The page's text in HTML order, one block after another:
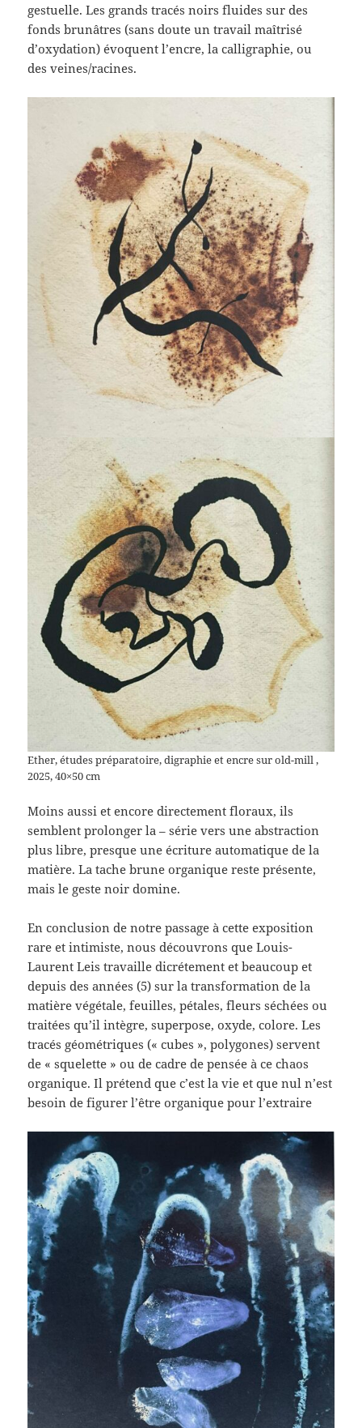
gestuelle. Les grands tracés noirs fluides sur des
fonds brunâtres (sans doute un travail maîtrisé
d’oxydation) évoquent l’encre, la calligraphie, ou
des veines/racines.
Ether, études préparatoire, digraphie et encre sur old-mill ,
2025, 40×50 cm
Moins aussi et encore directement floraux, ils
semblent prolonger la – série vers une abstraction
plus libre, presque une écriture automatique de la
matière. La tache brune organique reste présente,
mais le geste noir domine.
En conclusion de notre passage à cette exposition
rare et intimiste, nous découvrons que Louis-
Laurent Leis travaille dicrétement et beaucoup et
depuis des années (5) sur la transformation de la
matière végétale, feuilles, pétales, fleurs séchées ou
traitées qu’il intègre, superpose, oxyde, colore. Les
tracés géométriques (« cubes », polygones) servent
de « squelette » ou de cadre de pensée à ce chaos
organique. Il prétend que c’est la vie et que nul n’est
besoin de figurer l’être organique pour l’extraire